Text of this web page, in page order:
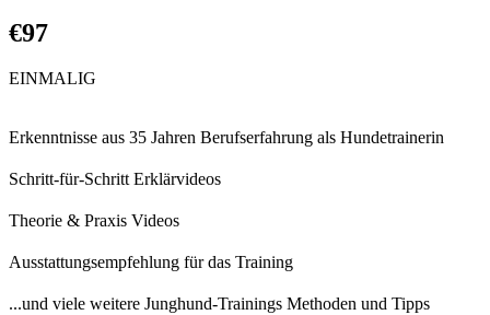
€97
EINMALIG
Erkenntnisse aus 35 Jahren Berufserfahrung als Hundetrainerin
Schritt-für-Schritt Erklärvideos
Theorie & Praxis Videos
Ausstattungsempfehlung für das Training
...und viele weitere Junghund-Trainings Methoden und Tipps